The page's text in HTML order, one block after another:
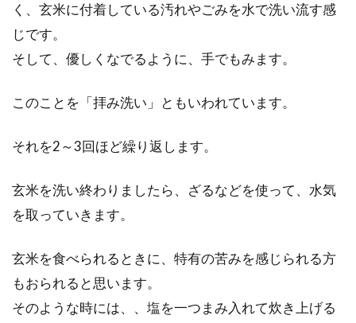
く、玄米に付着している汚れやごみを水で洗い流す感
じです。
そして、優しくなでるように、手でもみます。
このことを「拝み洗い」ともいわれています。
それを2～3回ほど繰り返します。
玄米を洗い終わりましたら、ざるなどを使って、水気
を取っていきます。
玄米を食べられるときに、特有の苦みを感じられる方
もおられると思います。
そのような時には、、塩を一つまみ入れて炊き上げる